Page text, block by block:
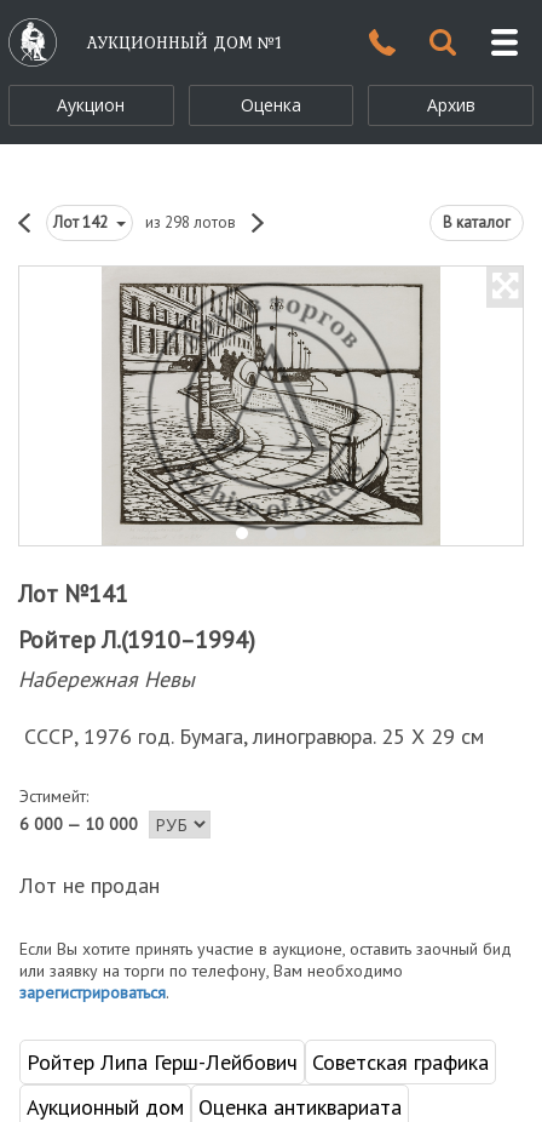
АУКЦИОННЫЙ ДОМ №1
Аукцион Оценка Архив
Лот142 из 298 лотов В каталог
Лот №141
Ройтер Л.(1910–1994)
Набережная Невы
СССР, 1976 год. Бумага, линогравюра. 25 Х 29 см
Эстимейт:
6 000 — 10 000
Лот не продан
Если Вы хотите принять участие в аукционе, оставить заочный бид
или заявку на торги по телефону, Вам необходимо
зарегистрироваться.
Ройтер Липа Герш-Лейбович
Советская графика
Аукционный дом
Оценка антиквариата